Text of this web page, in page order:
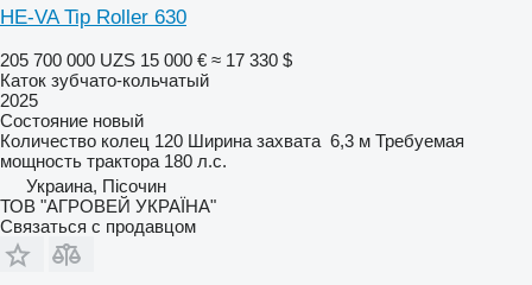
HE-VA Tip Roller 630
205 700 000 UZS 15 000 € ≈ 17 330 $
Каток зубчато-кольчатый
2025
Состояние новый
Количество колец 120 Ширина захвата 6,3 м Требуемая
мощность трактора 180 л.с.
Украина, Пісочин
ТОВ "АГРОВЕЙ УКРАЇНА"
Связаться с продавцом